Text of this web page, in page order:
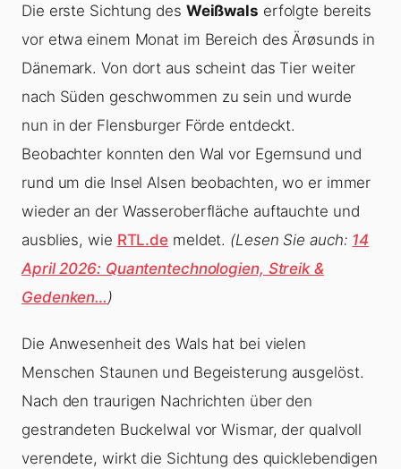
Die erste Sichtung des Weißwals erfolgte bereits
vor etwa einem Monat im Bereich des Ärøsunds in
Dänemark. Von dort aus scheint das Tier weiter
nach Süden geschwommen zu sein und wurde
nun in der Flensburger Förde entdeckt.
Beobachter konnten den Wal vor Egernsund und
rund um die Insel Alsen beobachten, wo er immer
wieder an der Wasseroberfläche auftauchte und
ausblies, wie RTL.de meldet. (Lesen Sie auch: 14
April 2026: Quantentechnologien, Streik &
Gedenken…)
Die Anwesenheit des Wals hat bei vielen
Menschen Staunen und Begeisterung ausgelöst.
Nach den traurigen Nachrichten über den
gestrandeten Buckelwal vor Wismar, der qualvoll
verendete, wirkt die Sichtung des quicklebendigen